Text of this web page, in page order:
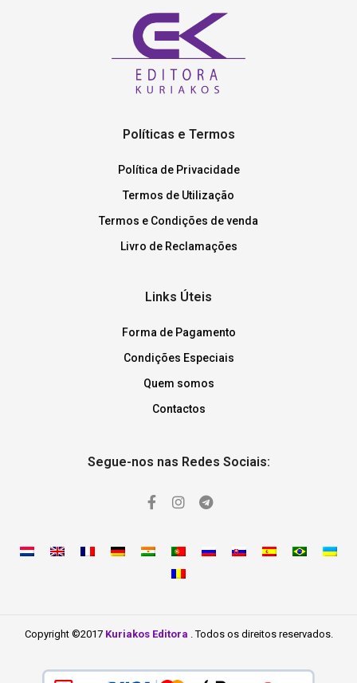
Políticas e Termos
Política de Privacidade
Termos de Utilização
Termos e Condições de venda
Livro de Reclamações
Links Úteis
Forma de Pagamento
Condições Especiais
Quem somos
Contactos
Segue-nos nas Redes Sociais:
Copyright ©2017 Kuriakos Editora . Todos os direitos reservados.